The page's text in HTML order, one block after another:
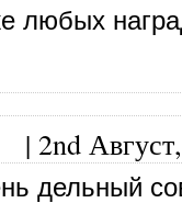
любых
| 2nd
дельный